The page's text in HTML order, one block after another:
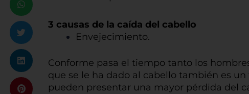
3 causas de la caída del cabello
Envejecimiento.
Conforme pasa el tiempo tanto los
que se le ha dado al cabello también es
pueden presentar una mayor pérdida del